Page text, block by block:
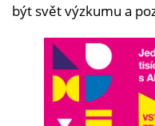
být svět výzkumu a